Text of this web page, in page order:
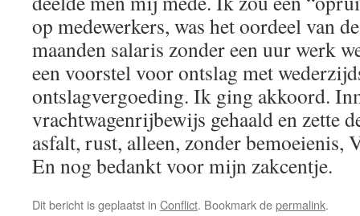
op medewerkers, was het oordeel van
maanden salaris zonder een uur werk
een voorstel voor ontslag met
ontslagvergoeding. Ik ging akkoord.
vrachtwagenrijbewijs gehaald en zette
asfalt, rust, alleen, zonder bemoeienis,
En nog bedankt voor mijn zakcentje.
Dit bericht is geplaatst in Conflict. Bookmark depermalink.